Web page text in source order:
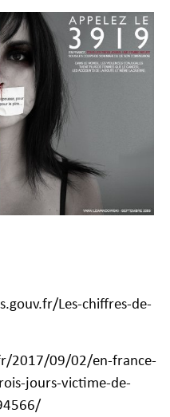
Les-chiffres-de-
2017/09/02/en-france-
jours-victime-de-